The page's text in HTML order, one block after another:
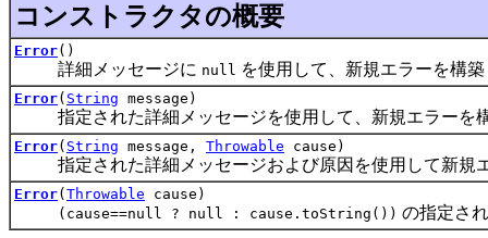
コンストラクタの概要
Error()
詳細メッセージに null を使用して、新規エラーを構
Error( String message)
指定された詳細メッセージを使用して、新規エラーを
Error( String message, Throwable cause)
指定された詳細メッセージおよび原因を使用して新規
Error( Throwable cause)
(cause==null ? null : cause.toString()) の指定さ